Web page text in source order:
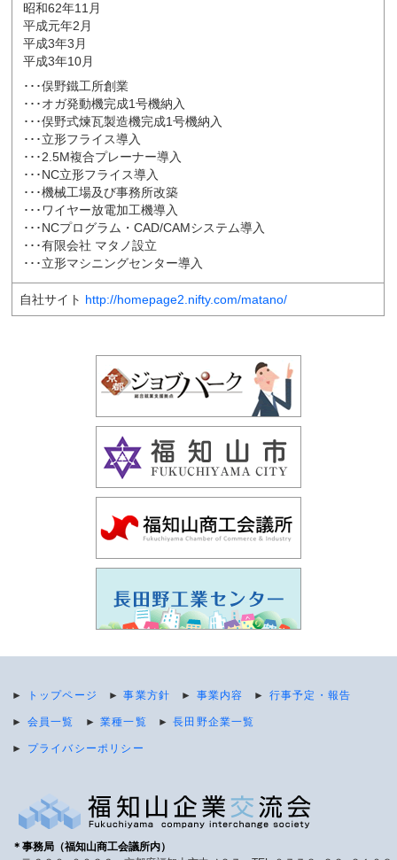
昭和62年11月
平成元年2月
平成3年3月
平成3年10月
･･･俣野鐵工所創業
･･･オガ発動機完成1号機納入
･･･俣野式煉瓦製造機完成1号機納入
･･･立形フライス導入
･･･2.5M複合プレーナー導入
･･･NC立形フライス導入
･･･機械工場及び事務所改築
･･･ワイヤー放電加工機導入
･･･NCプログラム・CAD/CAMシステム導入
･･･有限会社 マタノ設立
･･･立形マシニングセンター導入
自社サイト http://homepage2.nifty.com/matano/
► トップページ ►事業方針 ► 事業内容 ► 行事予定・報告
► 会員一覧 ►業種一覧 ►長田野企業一覧
► プライバシーポリシー
＊事務局（福知山商工会議所内）